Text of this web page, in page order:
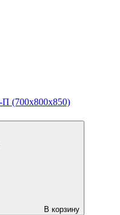
(700х800х850)
В корзину